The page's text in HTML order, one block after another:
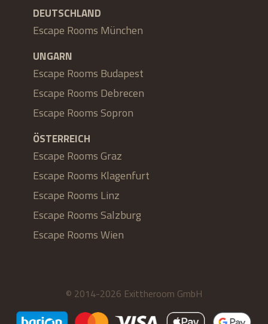
DEUTSCHLAND
Escape Rooms München
UNGARN
Escape Rooms Budapest
Escape Rooms Debrecen
Escape Rooms Sopron
ÖSTERREICH
Escape Rooms Graz
Escape Rooms Klagenfurt
Escape Rooms Linz
Escape Rooms Salzburg
Escape Rooms Wien
© 2014-2026 Exittheroom GmbH